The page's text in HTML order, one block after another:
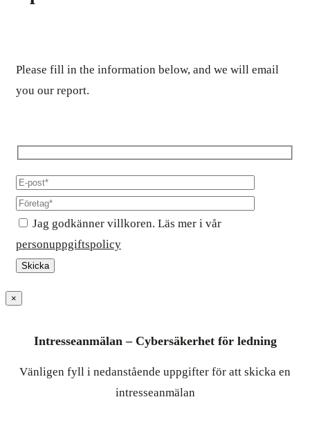
Please fill in the information below, and we will email
you our report.
Jag godkänner villkoren. Läs mer i vår
personuppgiftspolicy
×
Intresseanmälan – Cybersäkerhet för ledning
Vänligen fyll i nedanstående uppgifter för att skicka en
intresseanmälan